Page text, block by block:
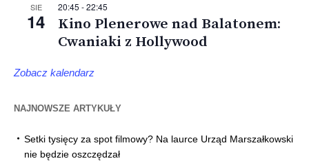
SIE
14
20:45 -22:45
Kino Plenerowe nad Balatonem:
Cwaniaki z Hollywood
Zobacz kalendarz
NAJNOWSZE ARTYKUŁY
Setki tysięcy za spot filmowy? Na laurce Urząd Marszałkowski
nie będzie oszczędzał